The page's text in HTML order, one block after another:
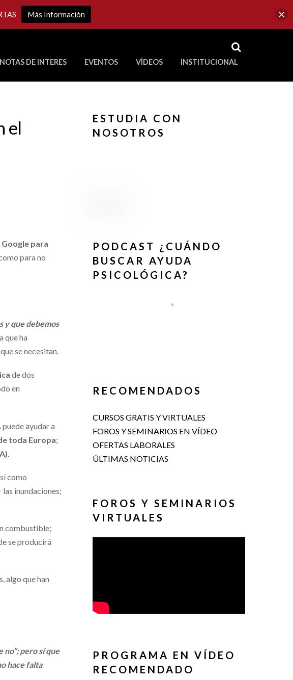
RSS
NOTAS DE INTERES EVENTOS VÍDEOS INSTITUCIONAL
el
para
para no
y que debemos
que ha
se necesitan.
de dos
en
puede ayudar a
toda Europa;
como
las inundaciones;
combustible;
se producirá
algo que han
no”; pero sí que
hace falta
ESTUDIA CON
NOSOTROS
PODCAST ¿CUÁNDO
BUSCAR AYUDA
PSICOLÓGICA?
RECOMENDADOS
CURSOS GRATIS Y VIRTUALES
FOROS Y SEMINARIOS EN VÍDEO
OFERTAS LABORALES
ÚLTIMAS NOTICIAS
FOROS Y SEMINARIOS
VIRTUALES
PROGRAMA EN VÍDEO
RECOMENDADO
Más Información